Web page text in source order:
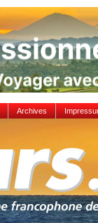
Archives